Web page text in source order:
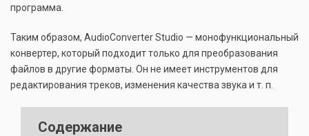
программа.
Таким образом, AudioConverter Studio — монофункциональный
конвертер, который подходит только для преобразования
файлов в другие форматы. Он не имеет инструментов для
редактирования треков, изменения качества звука и т. п.
Содержание